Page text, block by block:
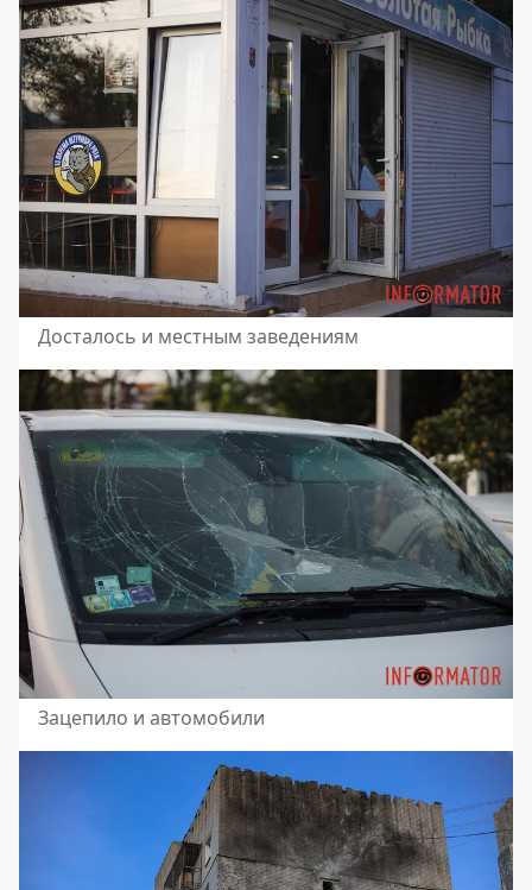
Досталось и местным заведениям
Зацепило и автомобили